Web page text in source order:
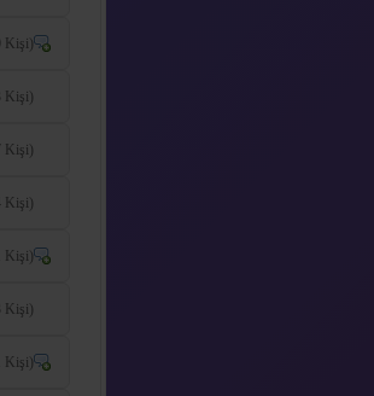
Kişi)
Kişi)
Kişi)
Kişi)
Kişi)
Kişi)
Kişi)